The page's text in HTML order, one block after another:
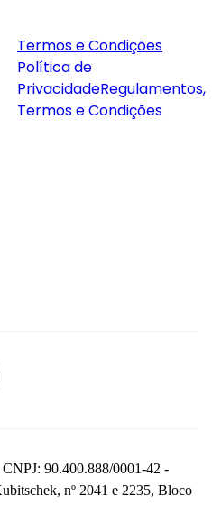
Termos e Condições
Política de
PrivacidadeRegulamentos,
Termos e Condições
90.400.888/0001-42 -
nº 2041 e 2235, Bloco